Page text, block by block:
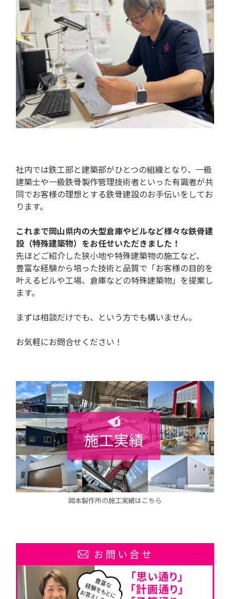
社内では鉄工部と建築部がひとつの組織となり、一級
建築士や一級鉄骨製作管理技術者といった有識者が共
同でお客様の理想とする鉄骨建設のお手伝いをしてお
ります。
これまで岡山県内の大型倉庫やビルなど様々な鉄骨建
設（特殊建築物）をお任せいただきました！
先ほどご紹介した狭小地や特殊建築物の施工など、
豊富な経験から培った技術と品質で「お客様の目的を
叶えるビルや工場、倉庫などの特殊建築物」を提案し
ます。
まずは相談だけでも、という方でも構いません。
お気軽にお問合せください！
岡本製作所の施工実績はこちら